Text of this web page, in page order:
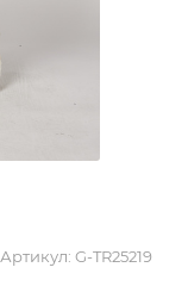
Артикул: G-TR25219